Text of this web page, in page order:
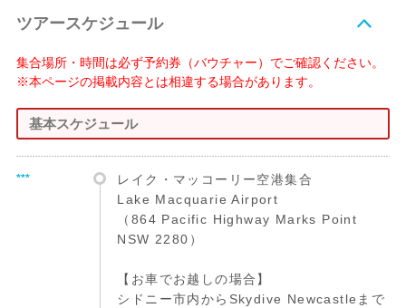
ツアースケジュール
集合場所・時間は必ず予約券（バウチャー）でご確認ください。
※本ページの掲載内容とは相違する場合があります。
基本スケジュール
***
レイク・マッコーリー空港集合
Lake Macquarie Airport
（864 Pacific Highway Marks Point
NSW 2280）
【お車でお越しの場合】
シドニー市内からSkydive Newcastleまで